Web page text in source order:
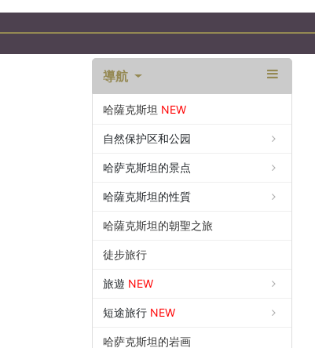
導航
哈薩克斯坦 NEW
自然保护区和公园
哈萨克斯坦的景点
哈薩克斯坦的性質
哈薩克斯坦的朝聖之旅
徒步旅行
旅遊 NEW
短途旅行 NEW
哈萨克斯坦的岩画